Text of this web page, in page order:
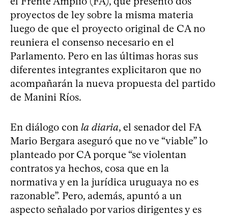
proyectos de ley sobre la misma materia
luego de que el proyecto original de CA no
reuniera el consenso necesario en el
Parlamento. Pero en las últimas horas sus
diferentes integrantes explicitaron que no
acompañarán la nueva propuesta del partido
de Manini Ríos.
En diálogo con la diaria, el senador del FA
Mario Bergara aseguró que no ve “viable” lo
planteado por CA porque “se violentan
contratos ya hechos, cosa que en la
normativa y en la jurídica uruguaya no es
razonable”. Pero, además, apuntó a un
aspecto señalado por varios dirigentes y es